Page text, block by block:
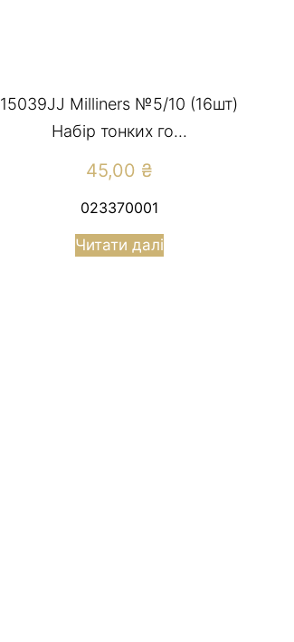
15039JJ Milliners №5/10 (16шт)
Набір тонких го...
45,00 ₴
023370001
Читати далі